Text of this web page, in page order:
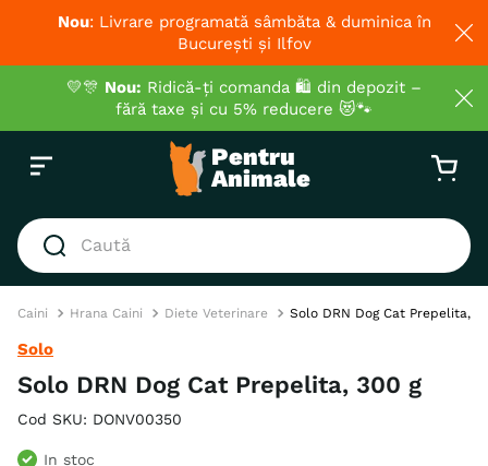
Nou: Livrare programată sâmbăta & duminica în
București și Ilfov
💛🎊 Nou: Ridică-ți comanda 🛍️ din depozit –
fără taxe și cu 5% reducere 😻🐾
Caută
Caini Hrana Caini Diete Veterinare Solo DRN Dog Cat Prepelita,
Solo
Solo DRN Dog Cat Prepelita, 300 g
Cod SKU: DONV00350
In stoc